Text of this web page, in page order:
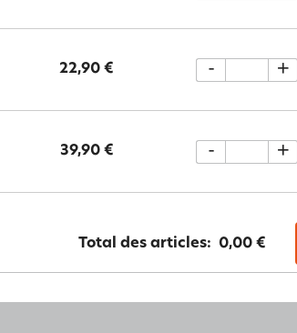
22,90 € - +
39,90 € - +
Total des articles: 0,00 €